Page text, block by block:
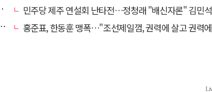
민주당 제주 연설회 난타전…정청래 "배신자론" 김민석 "관리 무능"
홍준표, 한동훈 맹폭…"조선제일껌, 권력에 살고 권력에 죽었다"